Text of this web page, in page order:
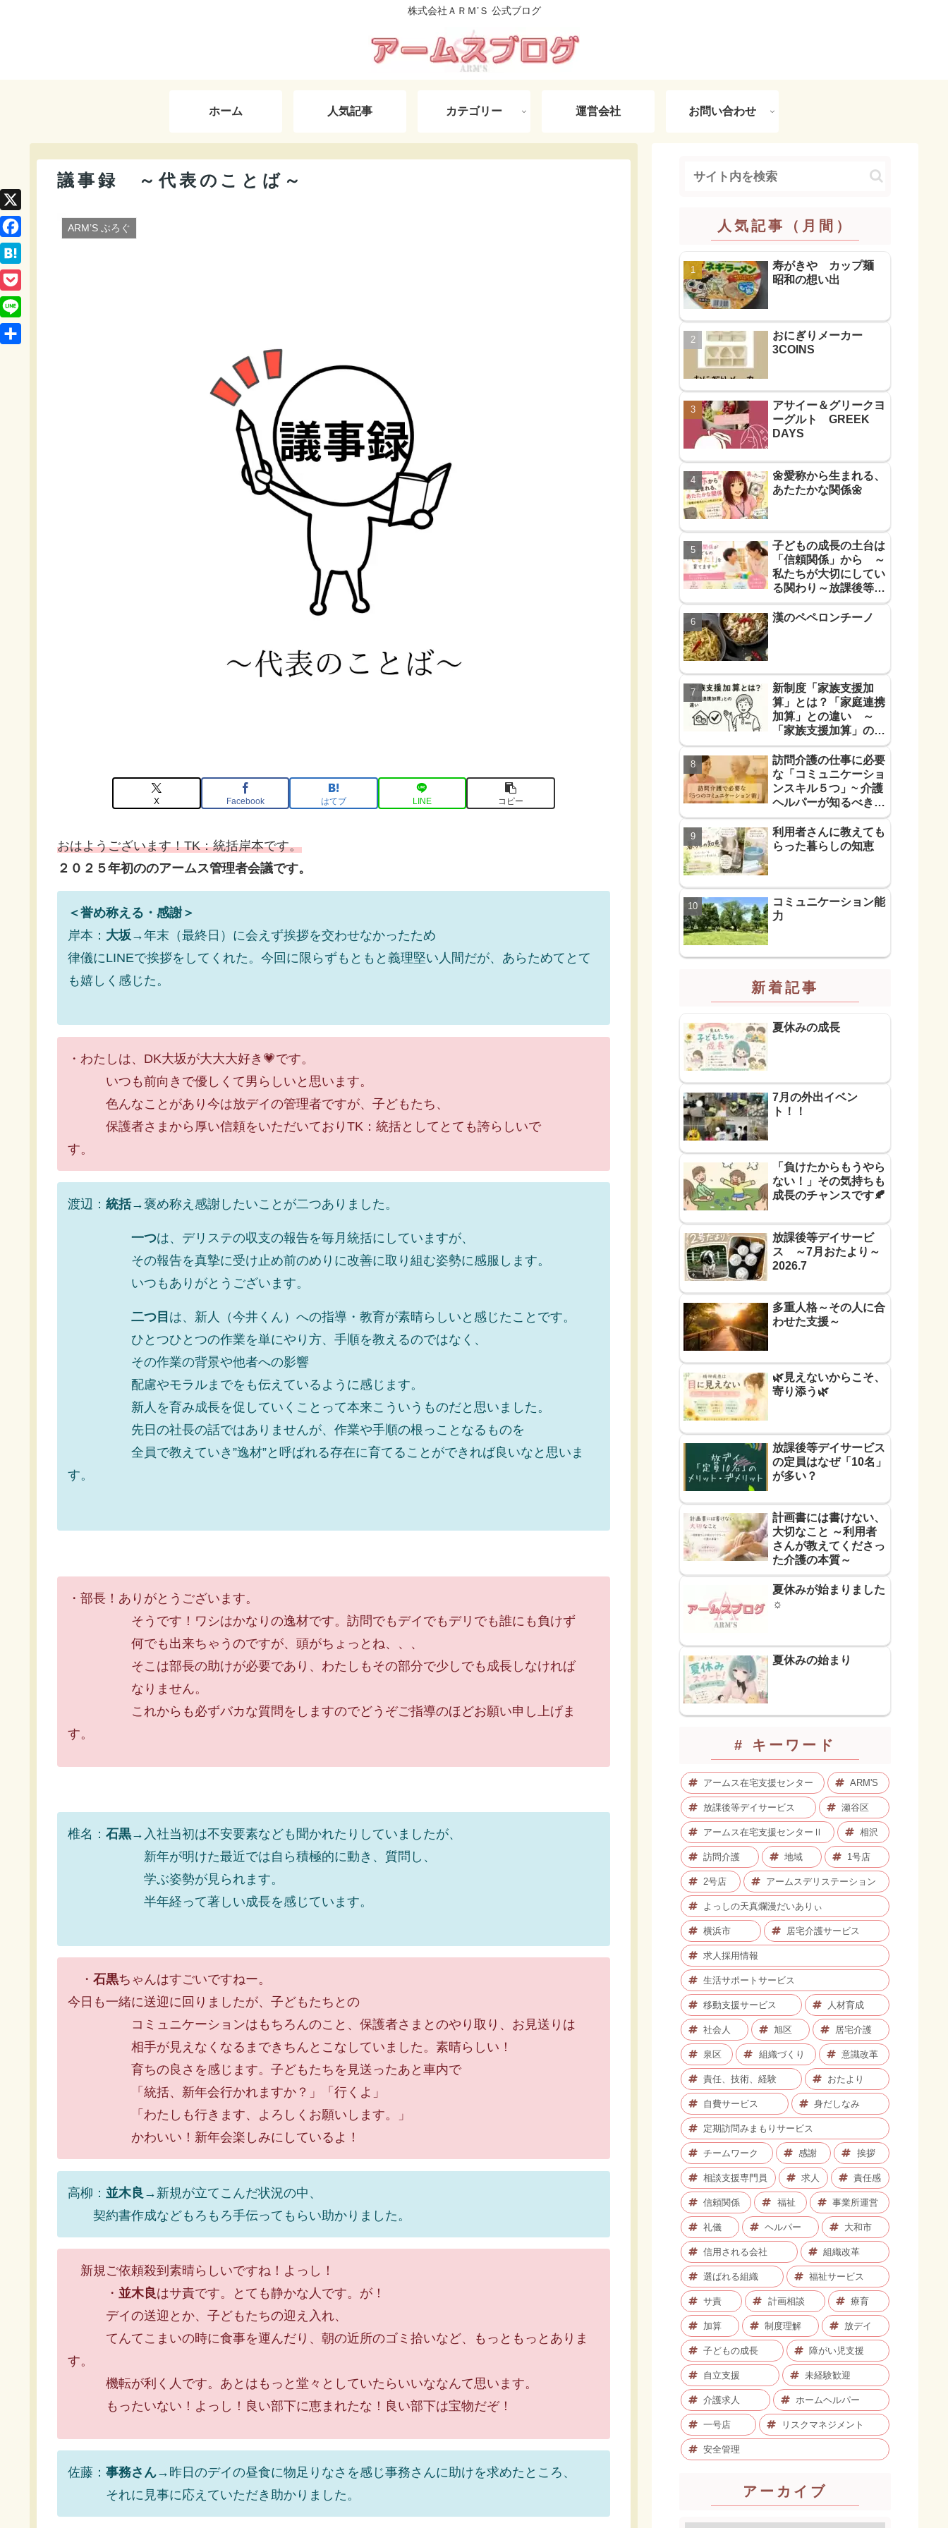
株式会社ＡＲＭ’Ｓ 公式ブログ
ホーム 人気記事 カテゴリー 運営会社 お問い合わせ
議事録 ～代表のことば～
ARM’S ぶろぐ
X Facebook はてブ LINE コピー
おはようございます！TK：統括岸本です。
２０２５年初ののアームス管理者会議です。
＜誉め称える・感謝＞
岸本： 大坂→年末（最終日）に会えず挨拶を交わせなかったため
律儀にLINEで挨拶をしてくれた。今回に限らずもともと義理堅い人間だが、あらためてとて
も嬉しく感じた。
・わたしは、DK大坂が大大大好き💗です。
いつも前向きで優しくて男らしいと思います。
色んなことがあり今は放デイの管理者ですが、子どもたち、
保護者さまから厚い信頼をいただいておりTK：統括としてとても誇らしいで
す。
渡辺： 統括→褒め称え感謝したいことが二つありました。
一つは、デリステの収支の報告を毎月統括にしていますが、
その報告を真摯に受け止め前のめりに改善に取り組む姿勢に感服します。
いつもありがとうございます。
二つ目 は、新人（今井くん）への指導・教育が素晴らしいと感じたことです。
ひとつひとつの作業を単にやり方、手順を教えるのではなく、
その作業の背景や他者への影響
配慮やモラルまでをも伝えているように感じます。
新人を育み成長を促していくことって本来こういうものだと思いました。
先日の社長の話ではありませんが、作業や手順の根っことなるものを
全員で教えていき”逸材”と呼ばれる存在に育てることができれば良いなと思いま
す。
・部長！ありがとうございます。
そうです！ワシはかなりの逸材です。訪問でもデイでもデリでも誰にも負けず
何でも出来ちゃうのですが、頭がちょっとね、、、
そこは部長の助けが必要であり、わたしもその部分で少しでも成長しなければ
なりません。
これからも必ずバカな質問をしますのでどうぞご指導のほどお願い申し上げま
す。
椎名： 石黒→入社当初は不安要素なども聞かれたりしていましたが、
新年が明けた最近では自ら積極的に動き、質問し、
学ぶ姿勢が見られます。
半年経って著しい成長を感じています。
・ 石黒ちゃんはすごいですねー。
今日も一緒に送迎に回りましたが、子どもたちとの
コミュニケーションはもちろんのこと、保護者さまとのやり取り、お見送りは
相手が見えなくなるまできちんとこなしていました。素晴らしい！
育ちの良さを感じます。子どもたちを見送ったあと車内で
「統括、新年会行かれますか？」「行くよ」
「わたしも行きます、よろしくお願いします。」
かわいい！新年会楽しみにしているよ！
高柳： 並木良 →新規が立てこんだ状況の中、
契約書作成などもろもろ手伝ってもらい助かりました。
新規ご依頼殺到素晴らしいですね！よっし！
・ 並木良はサ責です。とても静かな人です。が！
デイの送迎とか、子どもたちの迎え入れ、
てんてこまいの時に食事を運んだり、朝の近所のゴミ拾いなど、もっともっとありま
す。
機転が利く人です。あとはもっと堂々としていたらいいななんて思います。
もったいない！よっし！良い部下に恵まれたな！良い部下は宝物だぞ！
佐藤： 事務さん→昨日のデイの昼食に物足りなさを感じ事務さんに助けを求めたところ、
それに見事に応えていただき助かりました。
X
F
a
c
e
b
H
a
t
e
P
o
c
L
人気記事（月間）
寿がきや カップ麺
昭和の想い出
おにぎりメーカー
3COINS
アサイー＆グリークヨ
ーグルト GREEK
DAYS
🌼愛称から生まれる、
あたたかな関係🌼
子どもの成長の土台は
「信頼関係」から ～
私たちが大切にしてい
る関わり～放課後等デ
イサービス
漢のペペロンチーノ
新制度「家族支援加
算」とは？「家庭連携
加算」との違い ～
「家族支援加算」の算
定要件と支援方法！を
解説します～
訪問介護の仕事に必要
な「コミュニケーショ
ンスキル５つ」~ 介護
ヘルパーが知るべき
「信頼に必要なコミュ
力５つ」~
利用者さんに教えても
らった暮らしの知恵
コミュニケーション能
力
新着記事
夏休みの成長
7月の外出イベン
ト！！
「負けたからもうやら
ない！」その気持ちも
成長のチャンスです🍂
放課後等デイサービ
ス ～7月おたより～
2026.7
多重人格～その人に合
わせた支援～
🌿見えないからこそ、
寄り添う🌿
放課後等デイサービス
の定員はなぜ「10名」
が多い？
計画書には書けない、
大切なこと ～利用者
さんが教えてくださっ
た介護の本質～
夏休みが始まりました
☼
夏休みの始まり
# キーワード
アームス在宅支援センター ARM'S
放課後等デイサービス 瀬谷区
アームス在宅支援センターⅡ 相沢
訪問介護 地域 1号店
2号店 アームスデリステーション
よっしの天真爛漫だいありぃ
横浜市 居宅介護サービス
求人採用情報
生活サポートサービス
移動支援サービス 人材育成
社会人 旭区 居宅介護
泉区 組織づくり 意識改革
責任、技術、経験 おたより
自費サービス 身だしなみ
定期訪問みまもりサービス
チームワーク 感謝 挨拶
相談支援専門員 求人 責任感
信頼関係 福祉 事業所運営
礼儀 ヘルパー 大和市
信用される会社 組織改革
選ばれる組織 福祉サービス
サ責 計画相談 療育
加算 制度理解 放デイ
子どもの成長 障がい児支援
自立支援 未経験歓迎
介護求人 ホームヘルパー
一号店 リスクマネジメント
安全管理
アーカイブ